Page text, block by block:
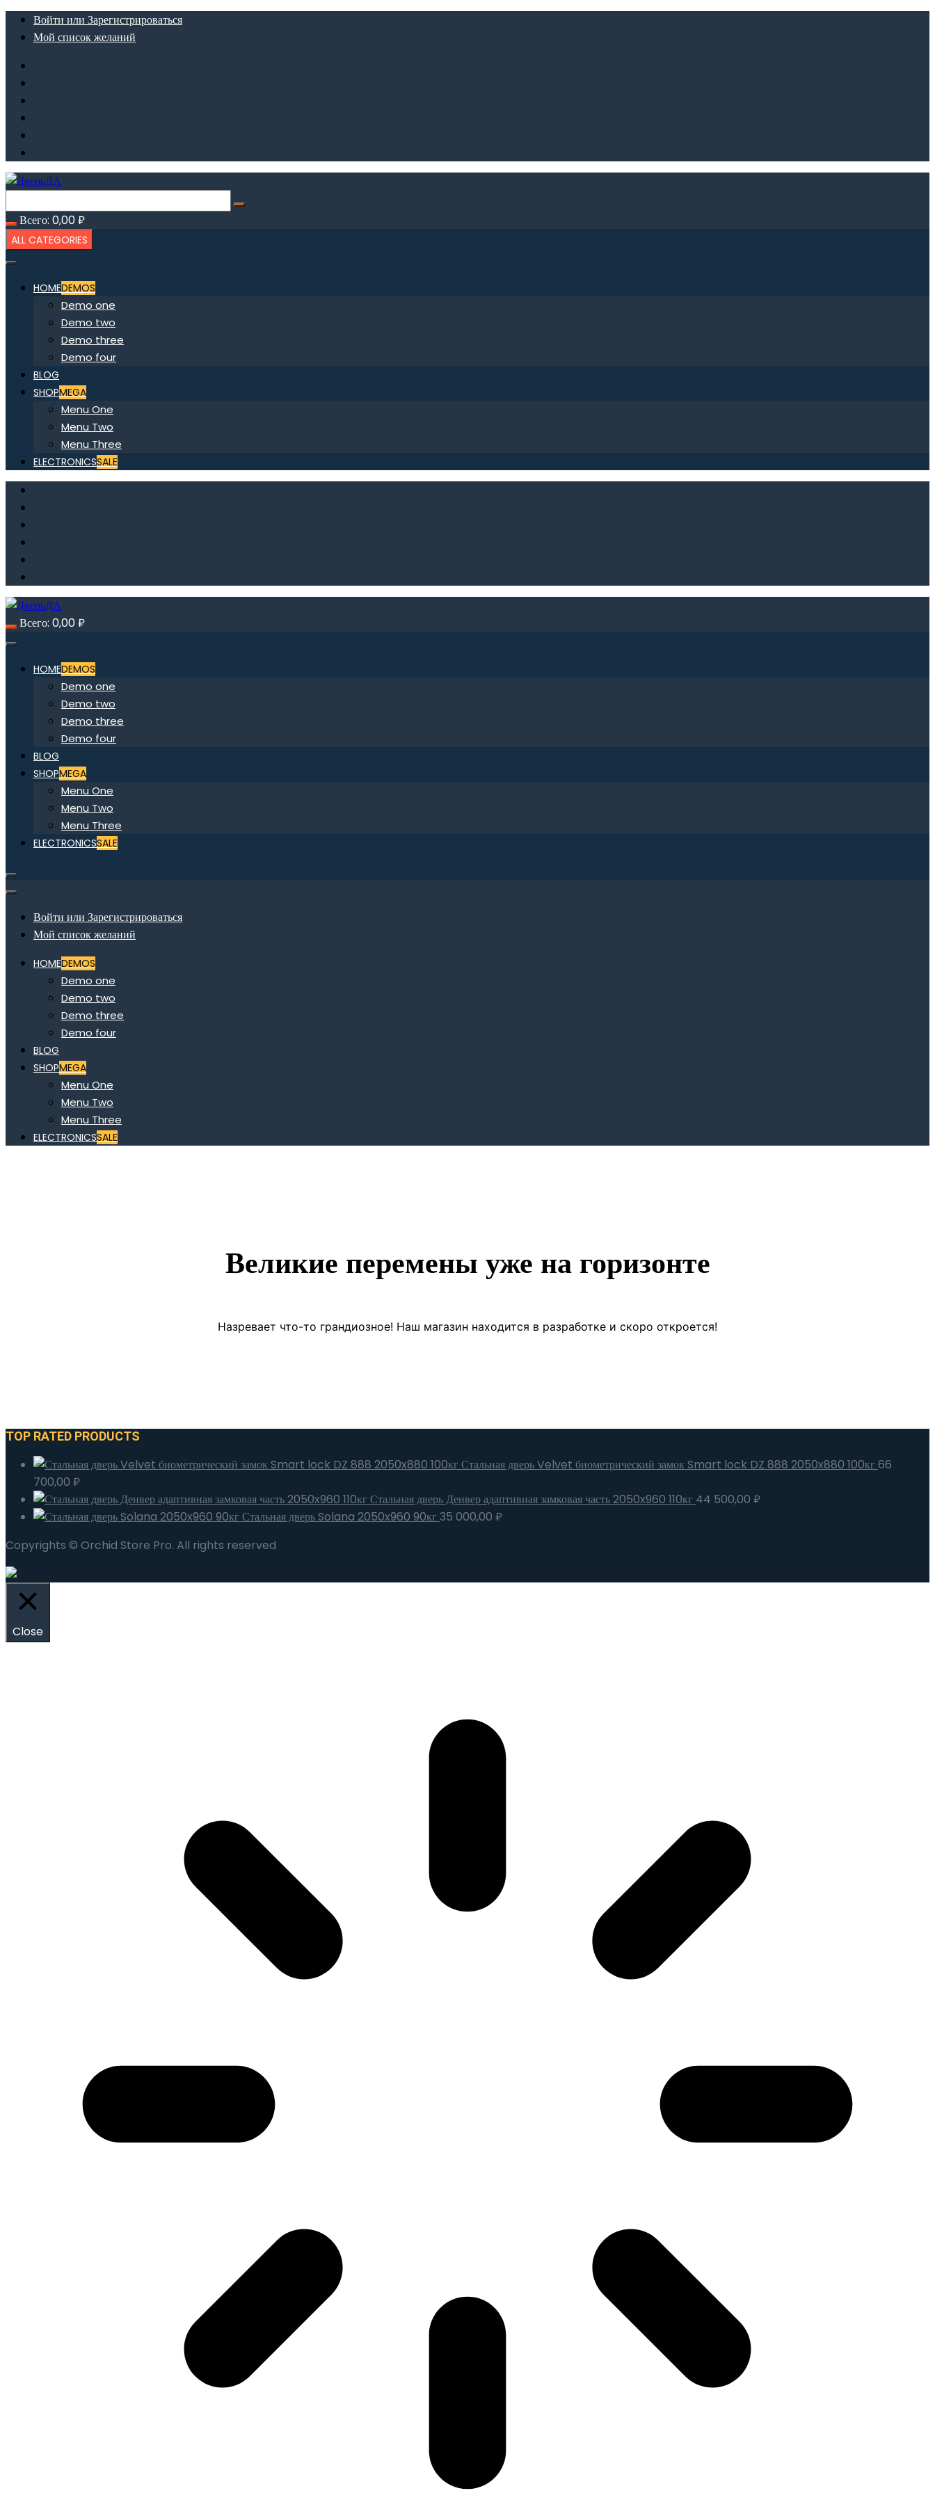
ПерейтиВойти или Зарегистрироваться
Мой список желаний
Всего: 0,00₽
ALL CATEGORIES
HOMEDEMOS
Demo one
Demo two
Demo three
Demo four
BLOG
SHOPMEGA
Menu One
Menu Two
Menu Three
ELECTRONICSSALE
Всего: 0,00₽
HOMEDEMOS
Demo one
Demo two
Demo three
Demo four
BLOG
SHOPMEGA
Menu One
Menu Two
Menu Three
ELECTRONICSSALE
Войти или Зарегистрироваться
Мой список желаний
HOMEDEMOS
Demo one
Demo two
Demo three
Demo four
BLOG
SHOPMEGA
Menu One
Menu Two
Menu Three
ELECTRONICSSALE
Великие перемены уже на горизонте
Назревает что-то грандиозное! Наш магазин находится в разработке и скоро откроется!
TOP RATED PRODUCTS
Стальная дверь Velvet биометрический замок Smart lock DZ 888 2050x880 100кг 66
700,00 ₽
Стальная дверь Денвер адаптивная замковая часть 2050x960 110кг 44 500,00 ₽
Стальная дверь Solana 2050x960 90кг 35 000,00 ₽
Copyrights © Orchid Store Pro. All rights reserved
Close